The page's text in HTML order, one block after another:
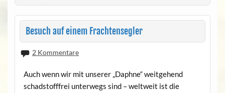
Besuch auf einem Frachtensegler
2 Kommentare
Auch wenn wir mit unserer „Daphne“ weitgehend
schadstofffrei unterwegs sind – weltweit ist die